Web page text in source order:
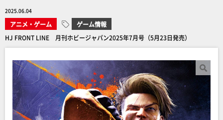
2025.06.04
アニメ・ゲーム
ゲーム情報
HJ FRONT LINE 月刊ホビージャパン2025年7月号（5月23日発売）